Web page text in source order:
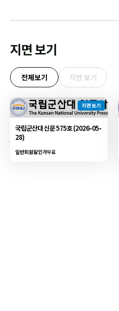
지면 보기
전체보기 지면 보기
지면 보기
국립군산대 신문 575호 (2026-05-
28)
일반회원할인가무료